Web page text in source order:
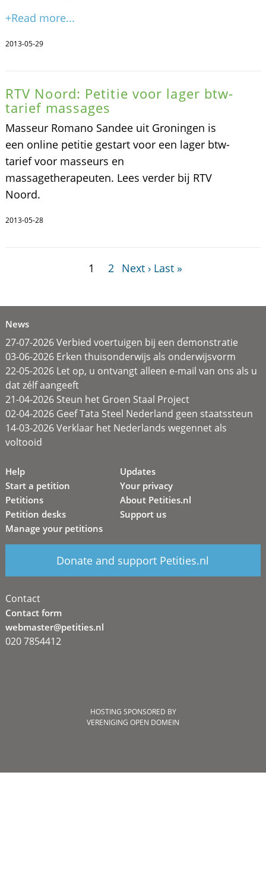
+Read more...
2013-05-29
RTV Noord: Petitie voor lager btw-
tarief massages
Masseur Romano Sandee uit Groningen is
een online petitie gestart voor een lager btw-
tarief voor masseurs en
massagetherapeuten. Lees verder bij RTV
Noord.
2013-05-28
1 2 Next › Last »
News
27-07-2026 Verbied voertuigen bij een demonstratie
03-06-2026 Erken thuisonderwijs als onderwijsvorm
22-05-2026 Let op, u ontvangt alleen e-mail van ons als u
dat zélf aangeeft
21-04-2026 Steun het Groen Staal Project
02-04-2026 Geef Tata Steel Nederland geen staatssteun
14-03-2026 Verklaar het Nederlands wegennet als
voltooid
Help
Start a petition
Petitions
Petition desks
Manage your petitions
Updates
Your privacy
About Petities.nl
Support us
Donate and support Petities.nl
Contact
Contact form
webmaster@petities.nl
020 7854412
HOSTING SPONSORED BY
VERENIGING OPEN DOMEIN